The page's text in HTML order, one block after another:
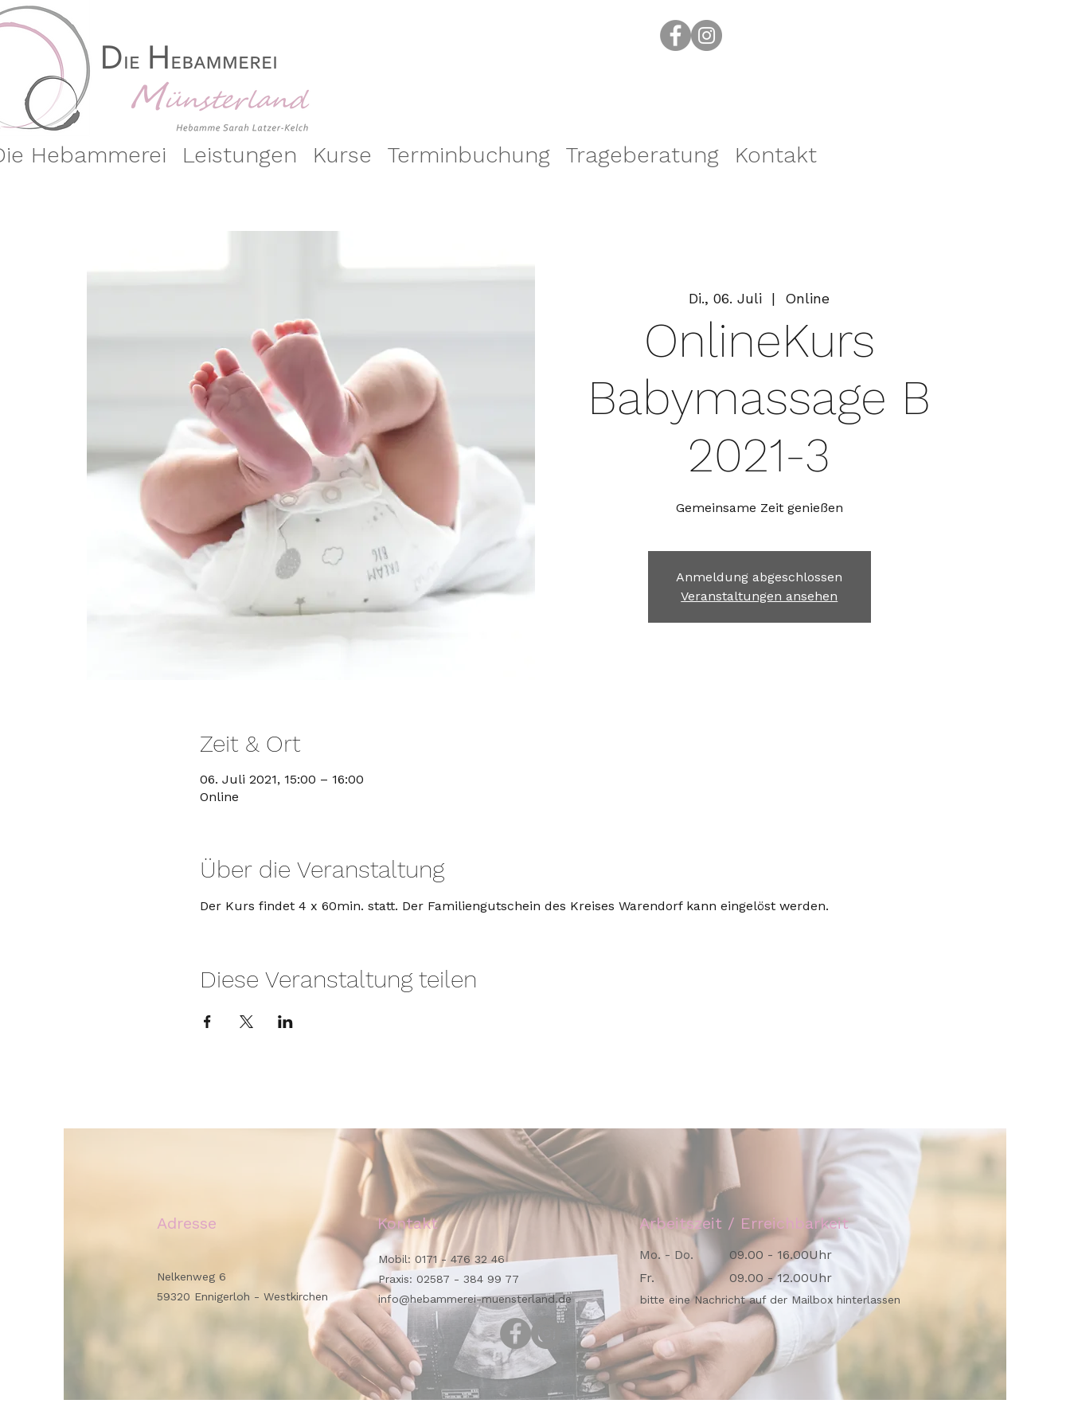
Hebammerei Leistungen Kurse Terminbuchung Trageberatung Kontakt
Di., 06. Juli
  |
Online
OnlineKurs
Babymassage B
2021-3
Gemeinsame Zeit genießen
Anmeldung abgeschlossen
Veranstaltungen ansehen
Zeit & Ort
06. Juli 2021, 15:00 – 16:00
Online
Über die Veranstaltung
Der Kurs findet 4 x 60min. statt. Der Familiengutschein des Kreises Warendorf kann eingelöst werden.
Diese Veranstaltung teilen
Adresse Kontakt
Nelkenweg 6
59320 Ennigerloh - Westkirchen
Mobil: 0171 - 476 32 46
Praxis: 02587 - 384 99 77
info@hebammerei-muensterland.de
Arbeitszeit / Erreichbarkeit
Mo. - Do.
Fr.
09.00 - 16.00Uhr
09.00 - 12.00Uhr
bitte eine Nachricht auf der Mailbox hinterlassen